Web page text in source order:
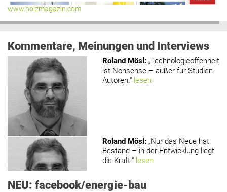
www.holzmagazin.com
Kommentare, Meinungen und Interviews
Roland Mösl : „Technologieoffenheit
ist Nonsense – außer für Studien-
Autoren.“ lesen
Roland Mösl : „Nur das Neue hat
Bestand – in der Entwicklung liegt
die Kraft.“ lesen
NEU: facebook/energie-bau